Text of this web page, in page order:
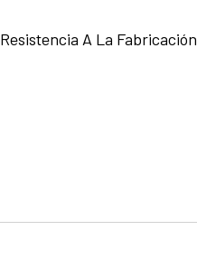
Resistencia A La Fabricación